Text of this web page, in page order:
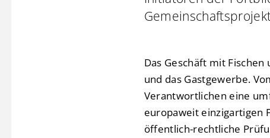
Das Geschäft mit
und das Gastgewerbe.
Verantwortlichen eine
europaweit einzigartigen
öffentlich-rechtliche